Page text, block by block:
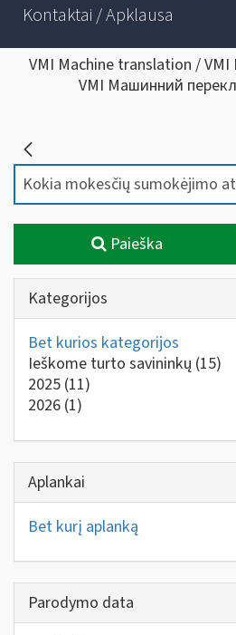
Kontaktai / Apklausa
VMI Machine translation /
VMI Машинний
Paieška
Kategorijos
Bet kurios kategorijos
Ieškome turto savininkų (15)
2025 (11)
2026 (1)
Aplankai
Bet kurį aplanką
Parodymo data